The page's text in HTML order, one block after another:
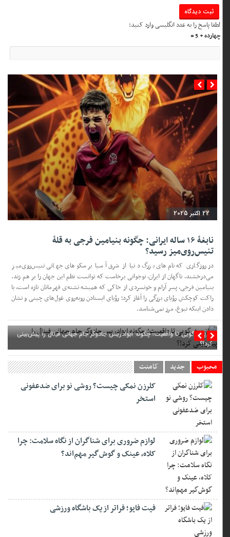
لطفا پاسخ را به عدد انگلیسی وارد کنید:
چهارده + 5 =
نابغهٔ ۱۶ ساله ایرانی: چگونه بنیامین فرجی به قلهٔ
تنیس‌روی‌میز رسید؟
در روزگاری که نام‌های بزرگ دنیا از شرق آسیا بر سکوهای جهانی تنیس‌روی‌میز
می‌درخشند، ناگهان از ایران، نوجوانی برخاست که توانست نظم این جهان را بر هم زند.
بنیامین فرجی، پسر آرام و خونسردی از خاکی که همیشه تشنه‌ی قهرمانان تازه است، با
راکت کوچکش رؤیای بزرگی را آغاز کرد؛ رؤیای ایستادن روبه‌روی غول‌های چینی و نشان
دادن اینکه نبوغ، مرز نمی‌شناسد.
از پیش‌گویی تا واقعیت؛ چگونه ابوادریس جادوگر جام جهانی فینال را پیش‌بینی
کرد!؟
محبوب جدید کامنت
کلرزن نمکی چیست؟ روشی نو برای ضدعفونی
استخر
لوازم ضروری برای شناگران از نگاه سلامت: چرا
کلاه، عینک و گوش‌گیر مهم‌اند؟
فیت ‌فایو؛ فراتر از یک باشگاه ورزشی